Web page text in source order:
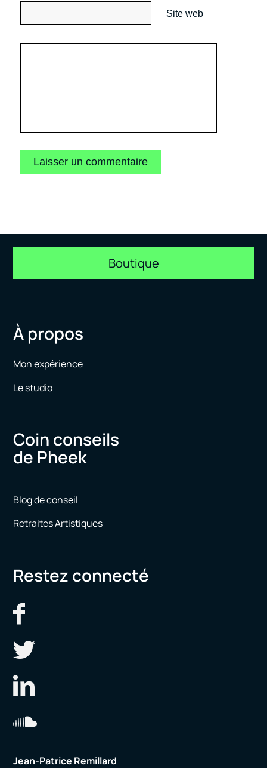
Site web
Boutique
À propos
Mon expérience
Le studio
Coin conseils
de Pheek
Blog de conseil
Retraites Artistiques
Restez connecté
Jean-Patrice Remillard